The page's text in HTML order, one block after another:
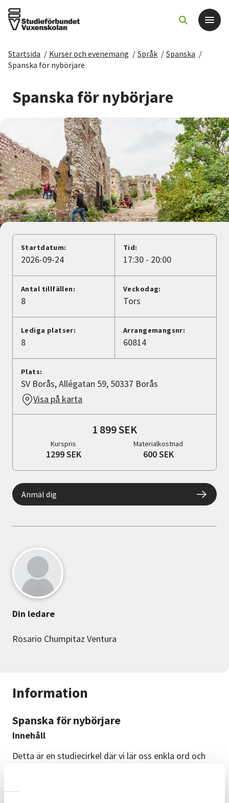
Det här gör vi
För dig som
Sök kurser och evenemang
Om SV
Starta studiecirkel
Cirkelledare
Nyheter
Avdelningar
Lyssna
Startsida / Kurser och evenemang / Språk / Spanska /
Spanska för nybörjare
Spanska för nybörjare
Information
Spanska för nybörjare
Innehåll
Detta är en studiecirkel där vi lär oss enkla ord och
besöka restauranger och beställa själv, gå på
Startdatum:
2026-09-24
Tid:
17:30 - 20:00
Antal tillfällen:
8
Veckodag:
Tors
Lediga platser:
8
Arrangemangsnr:
60814
Plats:
SV Borås, Allégatan 59, 50337 Borås
Visa på karta
1 899 SEK
Kurspris
1299 SEK
Materialkostnad
600 SEK
Anmäl dig
Din ledare
Rosario Chumpitaz Ventura